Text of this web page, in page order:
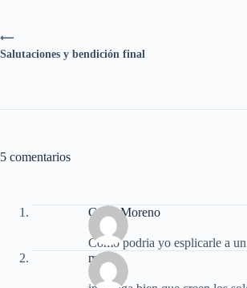
⟵
Salutaciones y bendición final
5 comentarios
Cesar Moreno
Como podria yo esplicarle a
mael